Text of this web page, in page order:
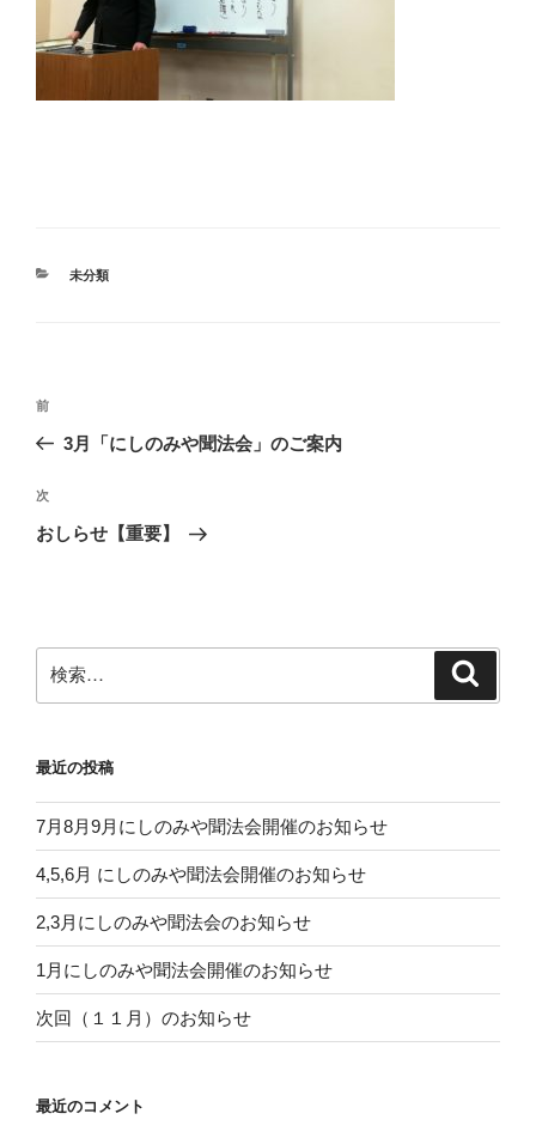
カ
未分類
投
ビ
ゲ
ン
前
の
稿
前
3月「にしのみや聞法会」のご案内
次
の
次
おしらせ【重要】
索:
最近の投稿
7月8月9月にしのみや聞法会開催のお知らせ
4,5,6月 にしのみや聞法会開催のお知らせ
2,3月にしのみや聞法会のお知らせ
1月にしのみや聞法会開催のお知らせ
次回（１１月）のお知らせ
最近のコメント